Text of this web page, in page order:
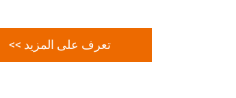
تعرف على المزيد >>